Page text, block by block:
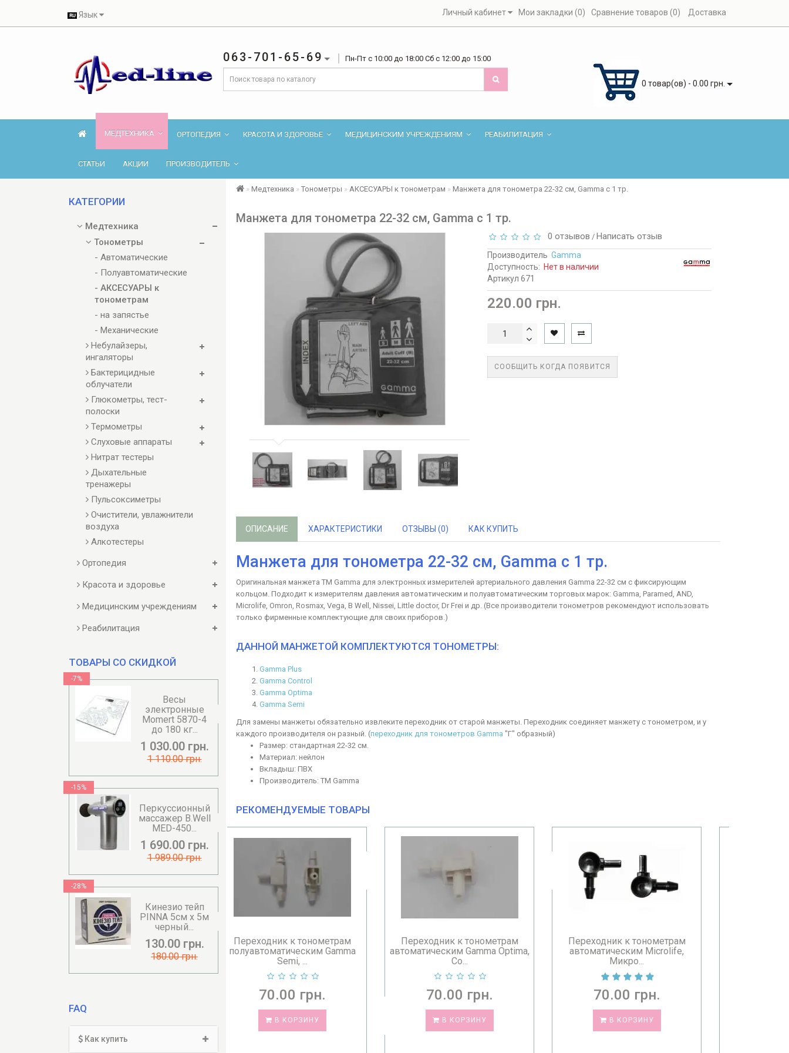
Язык Личный кабинет Мои закладки (0) Сравнение товаров (0) Доставка
063-701-65-69 Пн-Пт с 10:00 до 18:00 Сб с 12:00 до 15:00
0 товар(ов) - 0.00 грн.
МЕДТЕХНИКА ОРТОПЕДИЯ КРАСОТА И ЗДОРОВЬЕ МЕДИЦИНСКИМ УЧРЕЖДЕНИЯМ РЕАБИЛИТАЦИЯ
СТАТЬИ АКЦИИ ПРОИЗВОДИТЕЛЬ
КАТЕГОРИИ
Медтехника
Тонометры
- Автоматические
- Полуавтоматические
- АКСЕСУАРЫ к
тонометрам
- на запястье
- Механические
Небулайзеры,
ингаляторы
Бактерицидные
облучатели
Глюкометры, тест-
полоски
Термометры
Слуховые аппараты
Нитрат тестеры
Дыхательные
тренажеры
Пульсоксиметры
Очистители, увлажнители
воздуха
Алкотестеры
Ортопедия
Красота и здоровье
Медицинским учреждениям
Реабилитация
ТОВАРЫ СО СКИДКОЙ
-7%
Весы
электронные
Momert 5870-4
до 180 кг...
1 030.00 грн.
1 110.00 грн.
-15%
Перкуссионный
массажер B.Well
MED-450...
1 690.00 грн.
1 989.00 грн.
-28%
Кинезио тейп
PINNA 5см х 5м
черный...
130.00 грн.
180.00 грн.
FAQ
Как купить
Медтехника Тонометры АКСЕСУАРЫ к тонометрам Манжета для тонометра 22-32 см, Gamma с 1 тр.
Манжета для тонометра 22-32 см, Gamma с 1 тр.
0 отзывов / Написать отзыв
Производитель Gamma
Доступность: Нет в наличии
Артикул 671
220.00 грн.
СООБЩИТЬ КОГДА ПОЯВИТСЯ
ОПИСАНИЕ ХАРАКТЕРИСТИКИ ОТЗЫВЫ (0) КАК КУПИТЬ
Манжета для тонометра 22-32 см, Gamma с 1 тр.
Оригинальная манжета ТМ Gamma для электронных измерителей артериального давления Gamma 22-32 см с фиксирующим
кольцом. Подходит к измерителям давления автоматическим и полуавтоматическим торговых марок: Gamma, Paramed, AND,
Microlife, Omron, Rosmax, Vega, B Well, Nissei, Little doctor, Dr Frei и др. (Все производители тонометров рекомендуют использовать
только фирменные комплектующие для своих приборов.)
ДАННОЙ МАНЖЕТОЙ КОМПЛЕКТУЮТСЯ ТОНОМЕТРЫ:
Gamma Plus
Gamma Control
Gamma Optima
Gamma Semi
Для замены манжеты обязательно извлеките переходник от старой манжеты. Переходник соединяет манжету с тонометром, и у
каждого производителя он разный. (переходник для тонометров Gamma "Г" образный)
Размер: стандартная 22-32 см.
Материал: нейлон
Вкладыш: ПВХ
Производитель: ТМ Gamma
РЕКОМЕНДУЕМЫЕ ТОВАРЫ
Переходник к тонометрам
полуавтоматическим Gamma
Semi, ...
Переходник к тонометрам
автоматическим Gamma Optima,
70.00 грн.
В КОРЗИНУ
Переходник к тонометрам
автоматическим Microlife,
Микро...
70.00 грн.
В КОРЗИНУ
Переходник к тонометрам
полуавтоматическим Gamma
M1-S, ...
70.00 грн.
СООБЩИТЬ КОГДА ПОЯВИТСЯ